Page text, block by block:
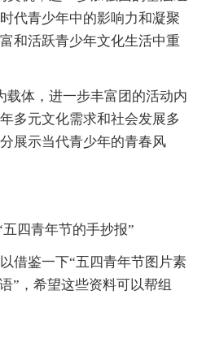
代青少年中的影响力和凝聚
和活跃青少年文化生活中重
载体，进一步丰富团的活动内
多元文化需求和社会发展多
展示当代青少年的青春风
四青年节的手抄报”
借鉴一下“五四青年节图片素
”，希望这些资料可以帮组